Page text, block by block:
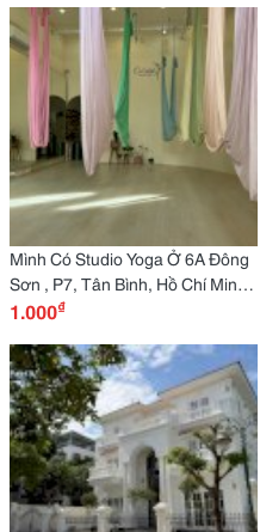
Mình Có Studio Yoga Ở 6A Đông
Sơn , P7, Tân Bình, Hồ Chí Minh
Cần Tìm Đối Tác Vận Hành Hoặc
1.000₫